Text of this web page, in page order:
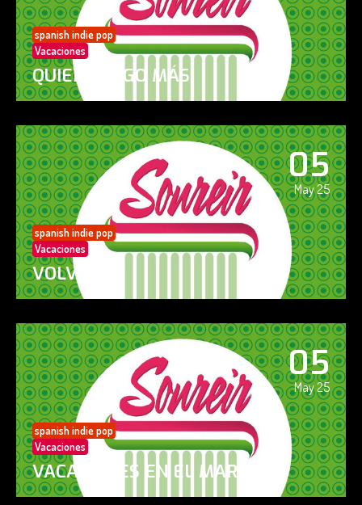
spanish indie pop
Vacaciones
QUIERO ALGO MÁS
05
May 25
spanish indie pop
Vacaciones
VOLVERÁS
05
May 25
spanish indie pop
Vacaciones
VACACIONES EN EL MAR